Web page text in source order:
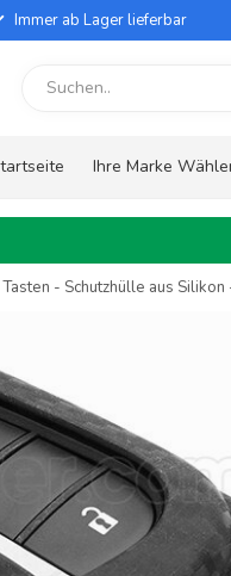
Immer ab Lager lieferbar
Ihre Marke
- Schutzhülle aus